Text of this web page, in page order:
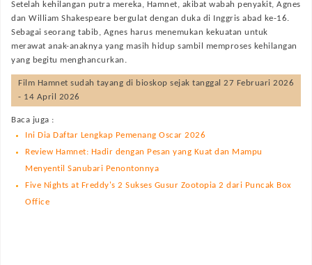
Setelah kehilangan putra mereka, Hamnet, akibat wabah penyakit, Agnes
dan William Shakespeare bergulat dengan duka di Inggris abad ke-16.
Sebagai seorang tabib, Agnes harus menemukan kekuatan untuk
merawat anak-anaknya yang masih hidup sambil memproses kehilangan
yang begitu menghancurkan.
Film Hamnet sudah tayang di bioskop sejak tanggal 27 Februari 2026
- 14 April 2026
Baca juga :
Ini Dia Daftar Lengkap Pemenang Oscar 2026
Review Hamnet: Hadir dengan Pesan yang Kuat dan Mampu
Menyentil Sanubari Penontonnya
Five Nights at Freddy's 2 Sukses Gusur Zootopia 2 dari Puncak Box
Office